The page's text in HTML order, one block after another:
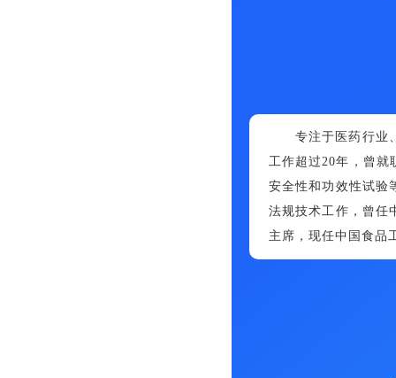
专注于医药行业
工作超过20年，曾
安全性和功效性试验
法规技术工作，曾任
主席，现任中国食品